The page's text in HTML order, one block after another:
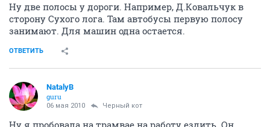
Ну две полосы у дороги. Например, Д.Ковальчук в
сторону Сухого лога. Там автобусы первую полосу
занимают. Для машин одна остается.
ОТВЕТИТЬ
NatalyB
guru
06 мая 2010 Черный кот
Ну я пробовала на трамвае на работу ездить. Он